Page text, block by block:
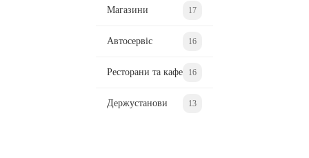
Магазини 17
Автосервіс 16
Ресторани та кафе 16
Держустанови 13